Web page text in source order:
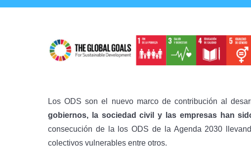
Los ODS son el nuevo marco de contribución al
gobiernos, la sociedad civil y las empresas
han
consecución de la los ODS de la Agenda 2030
colectivos vulnerables entre otros.